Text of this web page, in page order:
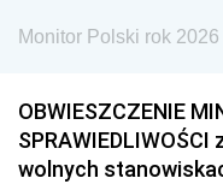
Monitor Polski rok
OBWIESZCZENIE
wolnych